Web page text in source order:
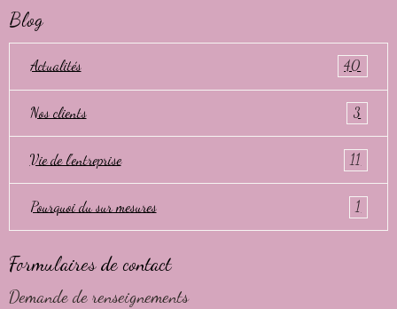
Blog
Actualités 40
Nos clients 3
Vie de l'entreprise 11
Pourquoi du sur mesures 1
Formulaires de contact
Demande de renseignements